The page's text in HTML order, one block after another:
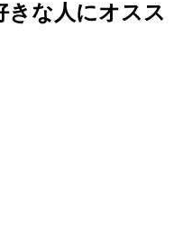
きな人にオスス